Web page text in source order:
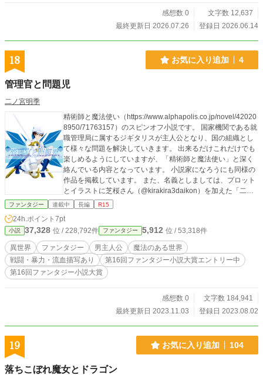
として最上級の英才教育を与えられている少年たち。対のレ
イブンを飼い慣らしてこそ一人前と言われている。 対(ﾍﾟｱ)…
で引き出したり、精神をコントロールすることが出来る。レ
イブンは星詠と触れ合うこと/言葉を交わすことそのものが精
リジン派 …クロノス教の伝統的な宗派。戒律を何よりも重ん
いと厳しく躾られている。 ウィンド派 …オリジン派に懐疑心
を持った信徒たちが結託し結成された宗派。戒律に縛られる
のではなく、神を信じる心こそが大切だという考えの元、移
民や下層の者たちも広く受け入れている。 〖中立〗 ヴィレッ
ジ・イノセント …二つの宗派による争いに巻き込まれた村。
ただ、両者の間に在ったというだけで。これほど理不尽なこ
とは無い。 ✦───✦───✦───✦ X：https://x.com/blackbird
_cage 表紙イラスト：過融解 様 キャラクターイラスト：鏡合
わせの双子メーカー、みーとめーかー2様
感想数 0
文字数 12,637
最終更新日 2026.07.26
登録日 2026.06.14
18 お気に入り追加 4
管理官と問題児
二ノ宮明季
精術師と魔法使い（https://www.alphapolis.co.jp/novel/42020
8950/71763157）のスピンオフ小説です。 国家機関である就
職管理局に属するジギタリスが主人公となり、国の組織とし
て様々な問題を解決していきます。 出来るだけこれだけでも
楽しめるようにしていますが、「精術師と魔法使い」と深く
絡んでいる内容となっています。 小説家になろうにも同様の
作品を掲載しています。 また、名義としましては、プロット
とイラストに芝桜さん（@kirakira3daikon）を加えた「二ノ
宮芝桜」となっております。
ファンタジー 連載中 長編 R15
24h.ポイント 7pt
小説 37,328 位 / 228,792件 ファンタジー 5,912 位 / 53,318件
異世界 ファンタジー 男主人公
魔法のある世界
戦闘・暴力・流血描写あり
第16回ファンタジー小説大賞エントリー中
第16回ファンタジー小説大賞
感想数 0
文字数 184,941
最終更新日 2023.11.03
登録日 2023.08.02
19 お気に入り追加 104
落ちこぼれ魔女とドラゴン